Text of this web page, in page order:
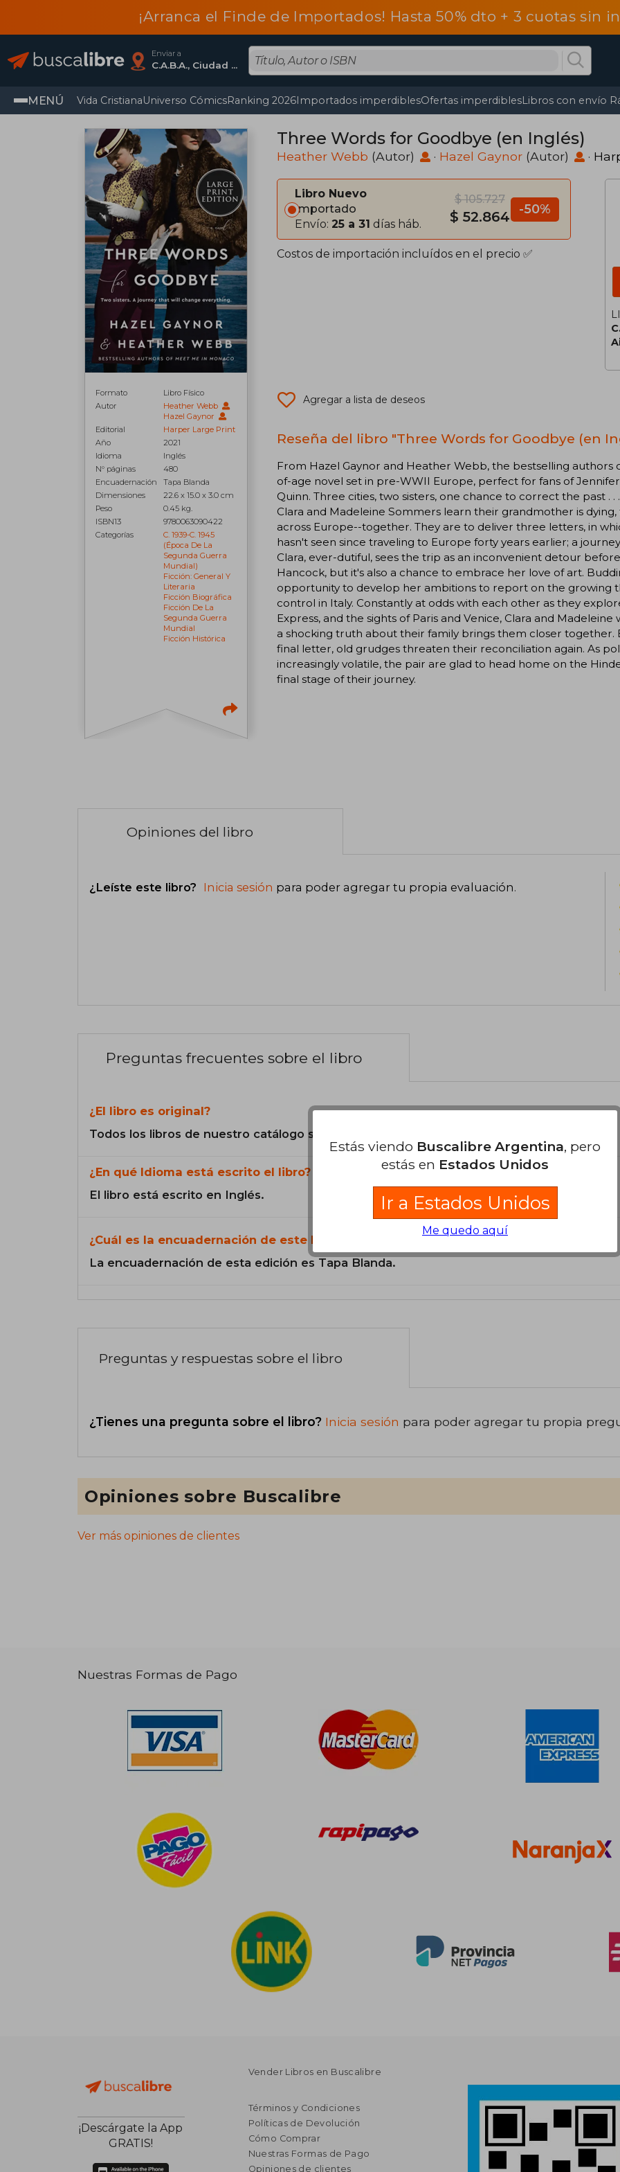
¡Arranca el Finde de Importados! Hasta 50% dto + 3 cuotas sin
Enviar a
C.A.B.A., Ciudad Autónoma De Buenos Aires
MENÚ Vida CristianaUniverso CómicsRanking 2026Importados imperdiblesOfertas imperdiblesLibros con envío
Formato
Libro Físico
Autor
Heather Webb
Hazel Gaynor
Editorial
Harper Large Print
Año
2021
Idioma
Inglés
N° páginas
480
Encuadernación
Tapa Blanda
Dimensiones
22.6 x 15.0 x 3.0 cm
Peso
0.45 kg.
ISBN13
9780063090422
Categorías
C. 1939-C. 1945
(época De La
Segunda Guerra
Mundial)
Ficción: General Y
Literaria
Ficción Biográfica
Ficción De La
Segunda Guerra
Mundial
Ficción Histórica
Three Words for Goodbye (en Inglés)
Heather Webb (Autor) · Hazel Gaynor (Autor) ·
Libro Nuevo
Importado
Envío: 25 a 31 días háb.
$ 105.727
$ 52.864 -50%
Costos de importación incluídos en el precio ✅
Agregar a lista de deseos
Reseña del libro "Three Words for Goodbye (en
From Hazel Gaynor and Heather Webb, the bestselling authors
of-age novel set in pre-WWII Europe, perfect for fans of
Quinn. Three cities, two sisters, one chance to correct the past . .
Clara and Madeleine Sommers learn their grandmother is
across Europe--together. They are to deliver three letters, in
hasn't seen since traveling to Europe forty years earlier; a
Clara, ever-dutiful, sees the trip as an inconvenient detour
Hancock, but it's also a chance to embrace her love of art.
opportunity to develop her ambitions to report on the growing
control in Italy. Constantly at odds with each other as they
Express, and the sights of Paris and Venice, Clara and
a shocking truth about their family brings them closer together.
final letter, old grudges threaten their reconciliation again. As
increasingly volatile, the pair are glad to head home on the
final stage of their journey.
Opiniones del libro
¿Leíste este libro? Inicia sesión para poder agregar tu propia evaluación.
Preguntas frecuentes sobre el libro
¿El libro es original?
Todos los libros de nuestro catálogo son Originales.
¿En qué Idioma está escrito el libro?
El libro está escrito en Inglés.
¿Cuál es la encuadernación de este libro?
La encuadernación de esta edición es Tapa Blanda.
Preguntas y respuestas sobre el libro
¿Tienes una pregunta sobre el libro? Inicia sesión para poder agregar tu propia
Opiniones sobre Buscalibre
Ver más opiniones de clientes
Nuestras Formas de Pago
¡Descárgate la App
GRATIS!
Vender Libros en Buscalibre
Términos y Condiciones
Políticas de Devolución
Cómo Comprar
Nuestras Formas de Pago
Opiniones de clientes
Estás viendo Buscalibre Argentina, pero
estás en Estados Unidos
Ir a Estados Unidos
Me quedo aquí